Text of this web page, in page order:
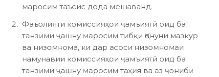
маросим таъсис дода мешаванд.
Фаъолияти комиссияҳои ҷамъиятӣ оид ба
танзими ҷашну маросим тибқи Қонуни мазкур
ва низомнома, ки дар асоси низомномаи
намунавии комиссияҳои ҷамъиятӣ оид ба
танзими ҷашну маросим таҳия ва аз ҷониби